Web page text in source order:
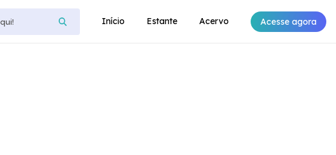
Início Estante Acervo Acesse agora